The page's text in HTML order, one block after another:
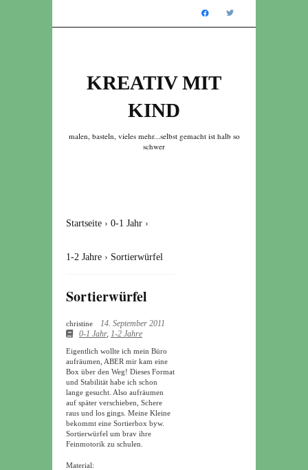
KREATIV MIT
KIND
malen, basteln, vieles mehr...selbst gemacht ist halb so
schwer
Startseite › 0-1 Jahr ›
1-2 Jahre › Sortierwürfel
Sortierwürfel
christine
14. September 2011
0-1 Jahr, 1-2 Jahre
Eigentlich wollte ich mein Büro
aufräumen, ABER mir kam eine
Box über den Weg! Dieses Format
und Stabilität habe ich schon
lange gesucht. Also aufräumen
auf später verschieben, Schere
raus und los gings. Meine Kleine
bekommt eine Sortierbox byw.
Sortierwürfel um brav ihre
Feinmotorik zu schulen.
Material: